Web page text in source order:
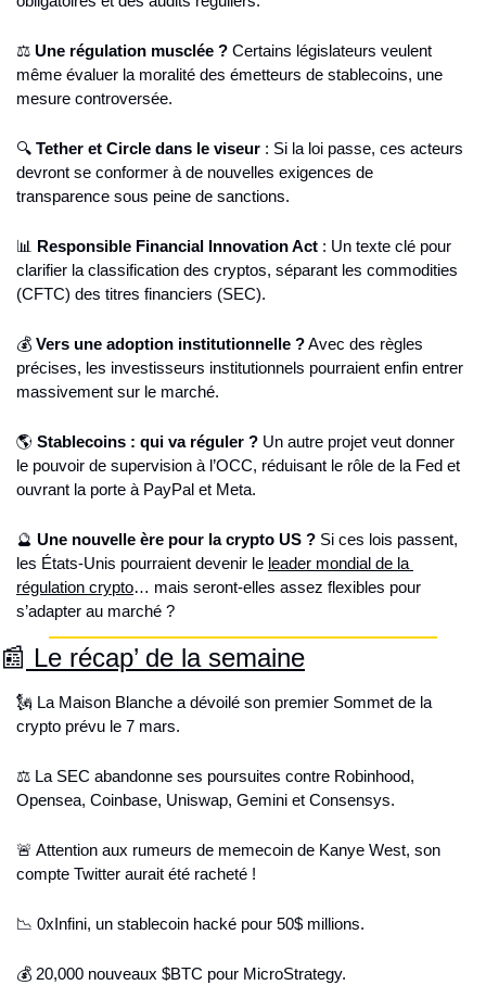
⚖️ Une régulation musclée ? Certains législateurs veulent
même évaluer la moralité des émetteurs de stablecoins, une
mesure controversée.
🔍 Tether et Circle dans le viseur : Si la loi passe, ces acteurs
devront se conformer à de nouvelles exigences de
transparence sous peine de sanctions.
📊 Responsible Financial Innovation Act : Un texte clé pour
clarifier la classification des cryptos, séparant les commodities
(CFTC) des titres financiers (SEC).
💰 Vers une adoption institutionnelle ? Avec des règles
précises, les investisseurs institutionnels pourraient enfin entrer
massivement sur le marché.
🌎 Stablecoins : qui va réguler ? Un autre projet veut donner
le pouvoir de supervision à l’OCC, réduisant le rôle de la Fed et
ouvrant la porte à PayPal et Meta.
🔮 Une nouvelle ère pour la crypto US ? Si ces lois passent,
les États-Unis pourraient devenir le leader mondial de la
régulation crypto… mais seront-elles assez flexibles pour
s’adapter au marché ?
📰 Le récap’ de la semaine
🗽 La Maison Blanche a dévoilé son premier Sommet de la
crypto prévu le 7 mars.
⚖️ La SEC abandonne ses poursuites contre Robinhood,
Opensea, Coinbase, Uniswap, Gemini et Consensys.
🚨 Attention aux rumeurs de memecoin de Kanye West, son
compte Twitter aurait été racheté !
📉 0xInfini, un stablecoin hacké pour 50$ millions.
💰 20,000 nouveaux $BTC pour MicroStrategy.